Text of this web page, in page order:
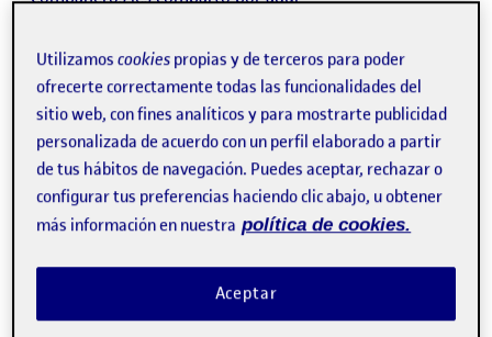
Utilizamoscookies propias y de terceros para poder
ofrecerte correctamente todas las funcionalidades del
sitio web, con fines analíticos y para mostrarte publicidad
personalizada de acuerdo con un perfil elaborado a partir
de tus hábitos de navegación. Puedes aceptar, rechazar o
configurar tus preferencias haciendo clic abajo, u obtener
más información en nuestra política de cookies.
Aceptar